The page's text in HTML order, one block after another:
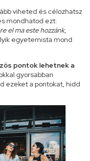
viheted és célozhatsz
mondhatod ezt:
el ma este hozzánk,
egyetemista mond
pontok lehetnek a
gyorsabban
ezeket a pontokat, hidd